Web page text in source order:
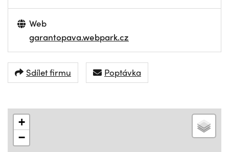
Web
garantopava.webpark.cz
Sdílet firmu Poptávka
+
−